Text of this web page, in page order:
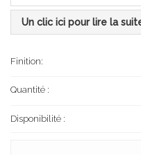
Un clic ici pour lire la
Finition:
Quantité :
Disponibilité :